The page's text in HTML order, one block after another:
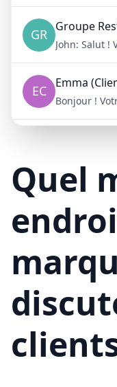
Quel
GR Groupe
John: Salut !
EC Emma